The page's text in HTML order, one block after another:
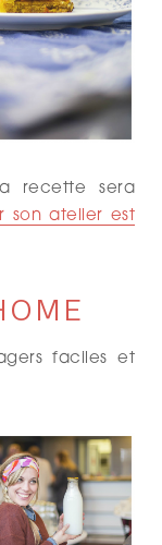
recette sera
son atelier est
faciles et